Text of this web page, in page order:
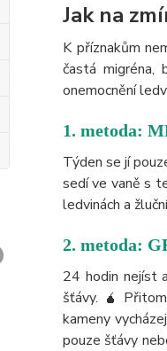
Jak na
K příznakům
častá migréna,
onemocnění
1. metoda:
Týden se jí
sedí ve vaně s
ledvinách a
2. metoda:
24 hodin nejíst
šťávy. 🧉
kameny
pouze šťávy